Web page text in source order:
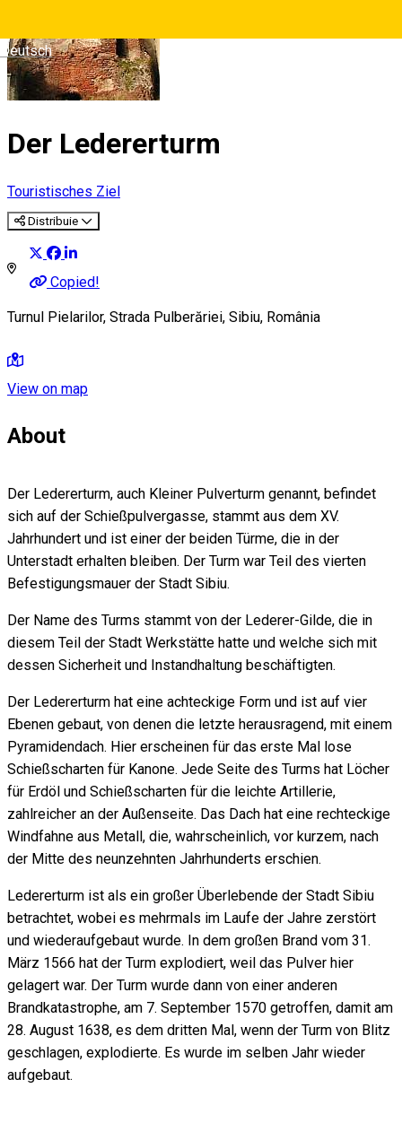
Deutsch
Der Ledererturm
Touristisches Ziel
Distribuie
Copied!
Turnul Pielarilor, Strada Pulberăriei, Sibiu, România
View on map
About
Der Ledererturm, auch Kleiner Pulverturm genannt, befindet
sich auf der Schießpulvergasse, stammt aus dem XV.
Jahrhundert und ist einer der beiden Türme, die in der
Unterstadt erhalten bleiben. Der Turm war Teil des vierten
Befestigungsmauer der Stadt Sibiu.
Der Name des Turms stammt von der Lederer-Gilde, die in
diesem Teil der Stadt Werkstätte hatte und welche sich mit
dessen Sicherheit und Instandhaltung beschäftigten.
Der Ledererturm hat eine achteckige Form und ist auf vier
Ebenen gebaut, von denen die letzte herausragend, mit einem
Pyramidendach. Hier erscheinen für das erste Mal lose
Schießscharten für Kanone. Jede Seite des Turms hat Löcher
für Erdöl und Schießscharten für die leichte Artillerie,
zahlreicher an der Außenseite. Das Dach hat eine rechteckige
Windfahne aus Metall, die, wahrscheinlich, vor kurzem, nach
der Mitte des neunzehnten Jahrhunderts erschien.
Ledererturm ist als ein großer Überlebende der Stadt Sibiu
betrachtet, wobei es mehrmals im Laufe der Jahre zerstört
und wiederaufgebaut wurde. In dem großen Brand vom 31.
März 1566 hat der Turm explodiert, weil das Pulver hier
gelagert war. Der Turm wurde dann von einer anderen
Brandkatastrophe, am 7. September 1570 getroffen, damit am
28. August 1638, es dem dritten Mal, wenn der Turm von Blitz
geschlagen, explodierte. Es wurde im selben Jahr wieder
aufgebaut.